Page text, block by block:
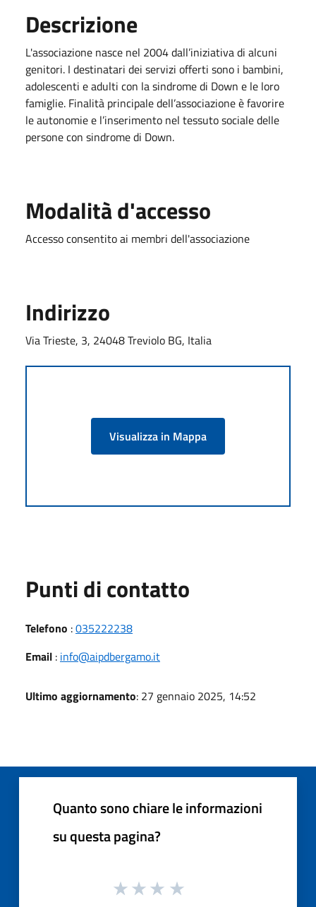
Descrizione
L'associazione nasce nel 2004 dall’iniziativa di alcuni
genitori. I destinatari dei servizi offerti sono i bambini,
adolescenti e adulti con la sindrome di Down e le loro
famiglie. Finalità principale dell’associazione è favorire
le autonomie e l’inserimento nel tessuto sociale delle
persone con sindrome di Down.
Modalità d'accesso
Accesso consentito ai membri dell'associazione
Indirizzo
Via Trieste, 3, 24048 Treviolo BG, Italia
Visualizza in Mappa
Punti di contatto
Telefono :035222238
Email : info@aipdbergamo.it
Ultimo aggiornamento: 27 gennaio 2025, 14:52
Quanto sono chiare le informazioni
su questa pagina?